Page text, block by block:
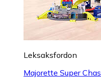
Leksaksfordon
Majorette Super